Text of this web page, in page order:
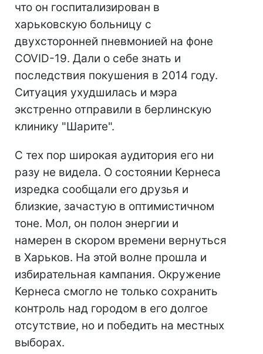
что он госпитализирован в
харьковскую больницу с
двухсторонней пневмонией на фоне
COVID-19. Дали о себе знать и
последствия покушения в 2014 году.
Ситуация ухудшилась и мэра
экстренно отправили в берлинскую
клинику "Шарите".
С тех пор широкая аудитория его ни
разу не видела. О состоянии Кернеса
изредка сообщали его друзья и
близкие, зачастую в оптимистичном
тоне. Мол, он полон энергии и
намерен в скором времени вернуться
в Харьков. На этой волне прошла и
избирательная кампания. Окружение
Кернеса смогло не только сохранить
контроль над городом в его долгое
отсутствие, но и победить на местных
выборах.